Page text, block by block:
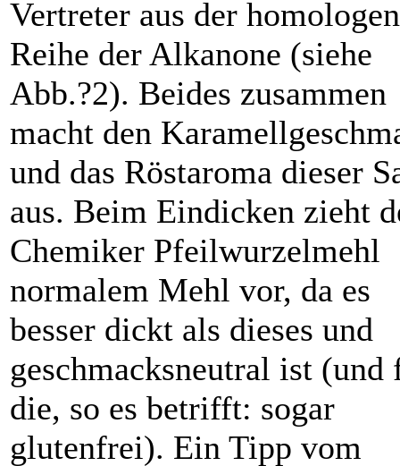
Vertreter aus der homologen
Reihe der Alkanone (siehe
Abb.?2). Beides zusammen
macht den
und das Röstaroma dieser
aus. Beim Eindicken zieht
Chemiker Pfeilwurzelmehl
normalem Mehl vor, da es
besser dickt als dieses und
geschmacksneutral ist (und
die, so es betrifft: sogar
glutenfrei). Ein Tipp vom